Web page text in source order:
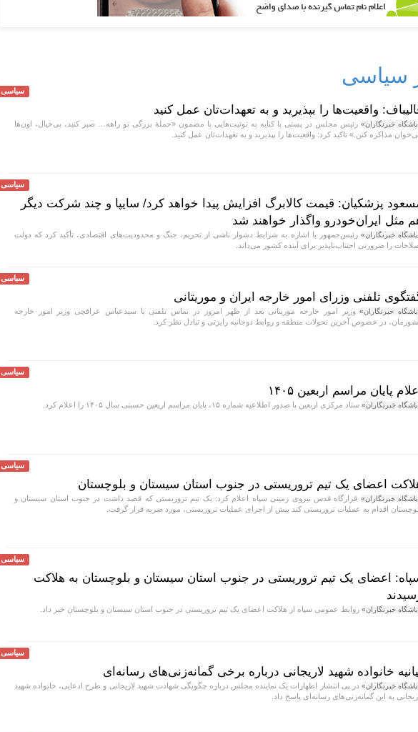
سیاسی
سیاسی
واقعیت‌ها را بپذیرید و به تعهدات‌تان عمل کنید
خبرنگاران» رئیس مجلس در پستی با کنایه به توئیت‌هایی با مضمون «حملهٔ بزرگی تو راهه… صبر کنید، بی‌خیال، اون‌ها
مذاکره کنن.» تاکید کرد: واقعیت‌ها را بپذیرید و به تعهدات‌تان عمل کنید.
سیاسی
پزشکیان: قیمت کالابرگ افزایش پیدا خواهد کرد/ سایپا و چند شرکت دیگر
مثل ایران‌خودرو واگذار خواهند شد
خبرنگاران» رئیس‌جمهور با اشاره به شرایط دشوار ناشی از تحریم، جنگ و محدودیت‌های اقتصادی، تأکید کرد که دولت
را ضرورتی اجتناب‌ناپذیر برای آینده کشور می‌داند.
سیاسی
تلفنی وزرای امور خارجه ایران و موریتانی
خبرنگاران»وزیر امور خارجه موریتانی بعد از ظهر امروز در تماس تلفنی با سیدعباس عراقچی وزیر امور خارجه
در خصوص آخرین تحولات منطقه و روابط دوجانبه رایزنی و تبادل نظر کرد.
سیاسی
اعلام پایان مراسم اربعین ۱۴۰۵
خبرنگاران» ستاد مرکزی اربعین با صدور اطلاعیه شماره ۱۵، پایان مراسم اربعین حسینی سال ۱۴۰۵ را اعلام کرد.
سیاسی
اعضای یک تیم تروریستی در جنوب استان سیستان و بلوچستان
خبرنگاران» قرارگاه قدس نیروی زمینی سپاه اعلام کرد: یک تیم تروریستی که قصد داشت در جنوب استان سیستان و
اقدام به عملیات تروریستی کند پیش از اجرای عملیات تروریستی، مورد ضربه قرار گرفت.
سیاسی
اعضای یک تیم تروریستی در جنوب استان سیستان و بلوچستان به هلاکت
خبرنگاران» روابط عمومی سپاه از هلاکت اعضای یک تیم تروریستی در جنوب استان سیستان و بلوچستان خبر داد.
سیاسی
خانواده شهید لاریجانی درباره برخی گمانه‌زنی‌های رسانه‌ای
خبرنگاران» در پی انتشار اظهارات یک نماینده مجلس درباره چگونگی شهادت شهید لاریجانی و طرح ادعایی، خانواده شهید
به این گمانه‌زنی‌های رسانه‌ای پاسخ داد.